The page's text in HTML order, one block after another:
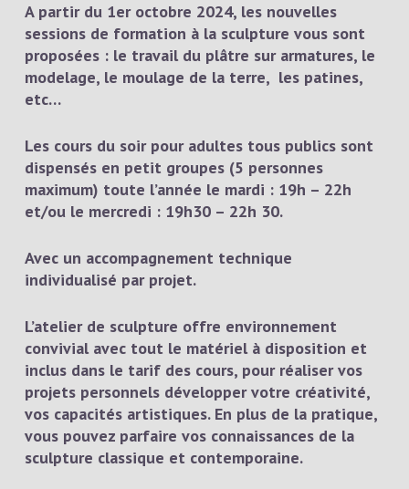
A partir du 1er octobre 2024, les nouvelles
sessions de formation à la sculpture vous sont
proposées : le travail du plâtre sur armatures, le
modelage, le moulage de la terre, les patines,
etc…
Les cours du soir pour adultes tous publics sont
dispensés en petit groupes (5 personnes
maximum) toute l’année le mardi : 19h – 22h
et/ou le mercredi : 19h30 – 22h 30.
Avec un accompagnement technique
individualisé par projet.
L’atelier de sculpture offre environnement
convivial avec tout le matériel à disposition et
inclus dans le tarif des cours, pour réaliser vos
projets personnels développer votre créativité,
vos capacités artistiques. En plus de la pratique,
vous pouvez parfaire vos connaissances de la
sculpture classique et contemporaine.